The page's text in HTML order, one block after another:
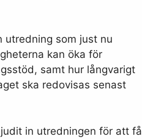
utredning som just nu
kan öka för
samt hur långvarigt
ska redovisas senast
in utredningen för att få